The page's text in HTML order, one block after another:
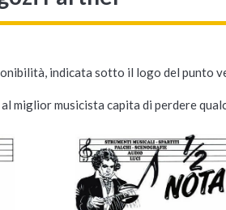
indicata sotto il logo del punto
miglior musicista capita di perdere